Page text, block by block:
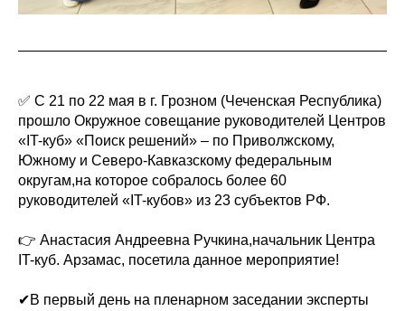
✅ С 21 по 22 мая в г. Грозном (Чеченская Республика)
прошло Окружное совещание руководителей Центров
«IT-куб» «Поиск решений» – по Приволжскому,
Южному и Северо-Кавказскому федеральным
округам,на которое собралось более 60
руководителей «IT-кубов» из 23 субъектов РФ.
👉 Анастасия Андреевна Ручкина,начальник Центра
IT-куб. Арзамас, посетила данное мероприятие!
✔В первый день на пленарном заседании эксперты